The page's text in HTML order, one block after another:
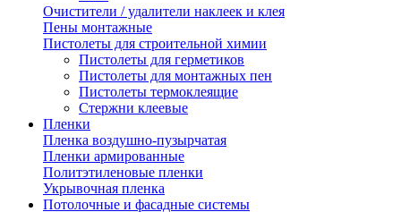
Очистители / удалители наклеек и клея
Пены монтажные
Пистолеты для строительной химии
Пистолеты для герметиков
Пистолеты для монтажных пен
Пистолеты термоклеящие
Стержни клеевые
Пленки
Пленка воздушно-пузырчатая
Пленки армированные
Политэтиленовые пленки
Укрывочная пленка
Потолочные и фасадные системы